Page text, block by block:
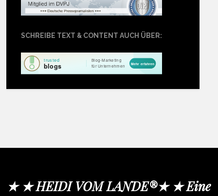
SCHREIBE TEXT & CONTENT AUCH ÜBER:
★ ★ HEIDI VOM LANDE®★ ★ Eine